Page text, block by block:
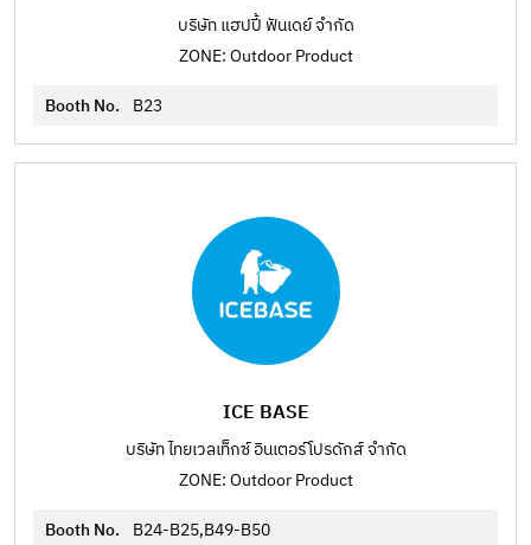
บริษัท แฮปปี้ ฟันเดย์ จำกัด
ZONE: Outdoor Product
Booth No. B23
ICE BASE
บริษัท ไทยเวลเท็กซ์ อินเตอร์โปรดักส์ จำกัด
ZONE: Outdoor Product
Booth No. B24-B25,B49-B50